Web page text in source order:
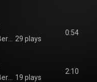
29 plays
0:54
19 plays
2:10